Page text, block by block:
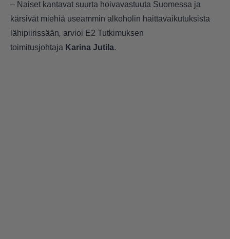
– Naiset kantavat suurta hoivavastuuta Suomessa ja
kärsivät miehiä useammin alkoholin haittavaikutuksista
lähipiirissään, arvioi E2 Tutkimuksen
toimitusjohtaja Karina Jutila.